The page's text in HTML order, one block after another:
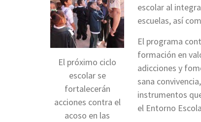
El próximo ciclo
escolar se
fortalecerán
acciones contra el
acoso en las
escolar al
escuelas, así
El programa
formación en
adicciones y
sana
instrumentos
el Entorno